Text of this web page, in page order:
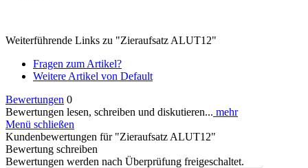
Weiterführende Links zu "Zieraufsatz ALUT12"
Fragen zum Artikel?
Weitere Artikel von Default
Bewertungen 0
Bewertungen lesen, schreiben und diskutieren... mehr
Menü schließen
Kundenbewertungen für "Zieraufsatz ALUT12"
Bewertung schreiben
Bewertungen werden nach Überprüfung freigeschaltet.